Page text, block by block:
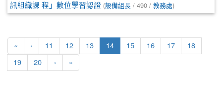
訊組織課 程」數位學習認證 (設備組長 / 490 / 教務處)
« ‹ 11 12 13 14(current)
15 16 17 18
19 20 › »